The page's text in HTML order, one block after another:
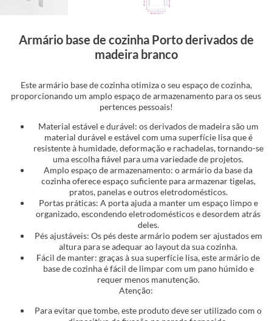
Armário base de cozinha Porto derivados de
madeira branco
Este armário base de cozinha otimiza o seu espaço de cozinha,
proporcionando um amplo espaço de armazenamento para os seus
pertences pessoais!
Material estável e durável: os derivados de madeira são um
material durável e estável com uma superfície lisa que é
resistente à humidade, deformação e rachadelas, tornando-se
uma escolha fiável para uma variedade de projetos.
Amplo espaço de armazenamento: o armário da base da
cozinha oferece espaço suficiente para armazenar tigelas,
pratos, panelas e outros eletrodomésticos.
Portas práticas: A porta ajuda a manter um espaço limpo e
organizado, escondendo eletrodomésticos e desordem atrás
deles.
Pés ajustáveis: Os pés deste armário podem ser ajustados em
altura para se adequar ao layout da sua cozinha.
Fácil de manter: graças à sua superfície lisa, este armário de
base de cozinha é fácil de limpar com um pano húmido e
requer menos manutenção.
Atenção:
Para evitar que tombe, este produto deve ser utilizado com o